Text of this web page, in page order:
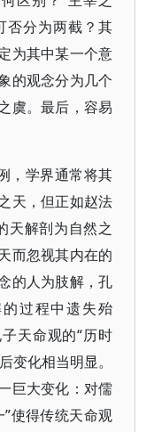
否分为两截？其
为其中某一个意
的观念分为几个
虞。最后，容易
，学界通常将其
天，但正如赵法
天解剖为自然之
而忽视其内在的
的人为肢解，孔
过程中遗失殆
天命观的“历时
变化相当明显。
巨大变化：对儒
使得传统天命观